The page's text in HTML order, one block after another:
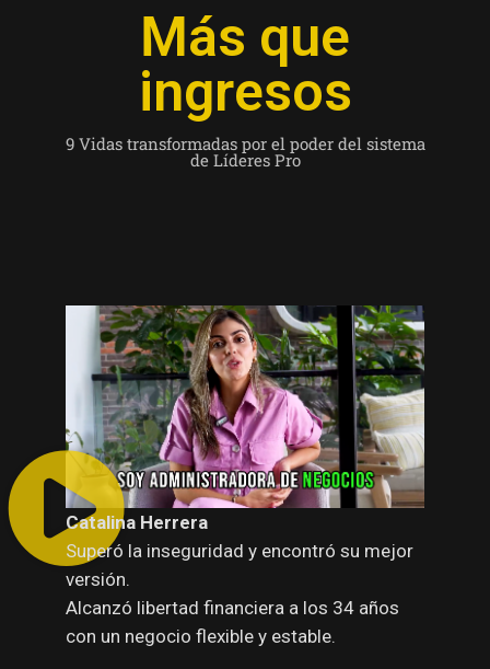
Más que
ingresos
9 Vidas transformadas por el poder del sistema
de Líderes Pro
Catalina Herrera
Superó la inseguridad y encontró su mejor
versión.
Alcanzó libertad financiera a los 34 años
con un negocio flexible y estable.